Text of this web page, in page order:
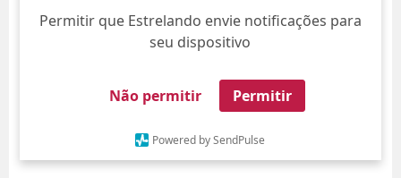
Permitir que Estrelando envie notificações para
seu dispositivo
Não permitir Permitir
Powered by SendPulse